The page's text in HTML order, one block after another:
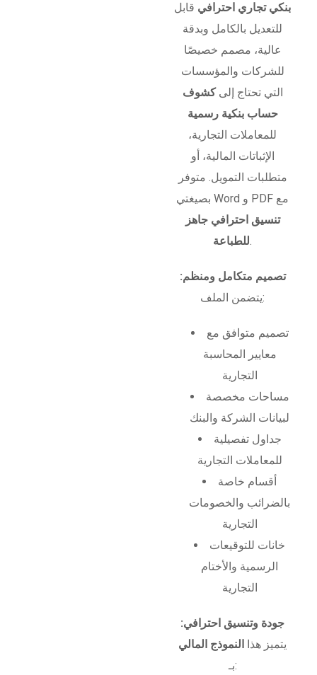
بنكي تجاري احترافي قابل
للتعديل بالكامل وبدقة
عالية، مصمم خصيصًا
للشركات والمؤسسات
التي تحتاج إلىكشوف
حساب بنكية رسمية
للمعاملات التجارية،
الإثباتات المالية، أو
متطلبات التمويل. متوفر
بصيغتي Word و PDF مع
تنسيق احترافي جاهز
للطباعة.
تصميم متكامل ومنظم:
يتضمن الملف:
تصميم متوافق مع
معايير المحاسبة
التجارية
مساحات مخصصة
لبيانات الشركة والبنك
جداول تفصيلية
للمعاملات التجارية
أقسام خاصة
بالضرائب والخصومات
التجارية
خانات للتوقيعات
الرسمية والأختام
التجارية
جودة وتنسيق احترافي:
يتميز هذا
النموذج المالي
بـ: